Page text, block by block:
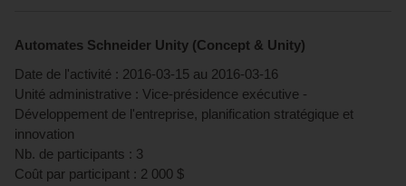
Automates Schneider Unity (Concept & Unity)
Date de l'activité : 2016-03-15 au 2016-03-16
Unité administrative : Vice-présidence exécutive -
Développement de l'entreprise, planification stratégique et
innovation
Nb. de participants : 3
Coût par participant : 2 000 $